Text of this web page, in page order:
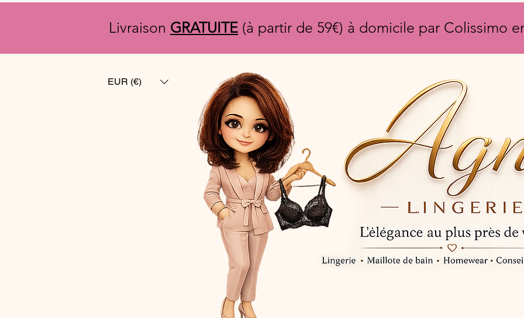
Livraison GRATUITE (à partir de 59€) à domicile par Colissimo
EUR (€)